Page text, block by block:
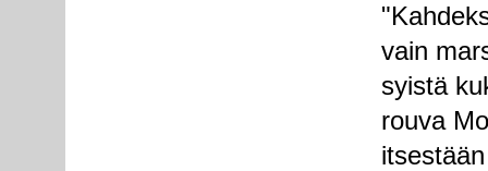
vain
syistä
rouva